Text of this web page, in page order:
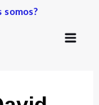
somos?